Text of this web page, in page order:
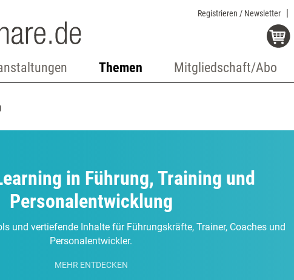
Registrieren / Newsletter
Themen Mitgliedschaft/Abo
in Führung, Training und
Personalentwicklung
und vertiefende Inhalte für Führungskräfte, Trainer, Coaches und
Personalentwickler.
MEHR ENTDECKEN